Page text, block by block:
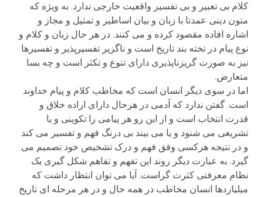
کلام بی تعبیر و بی تفسیر واقعیت خارجی ندارد. به ویژه که
متون دینی عمدتا با زبان و بیان اساطیر و تمثیل و مجاز و
اشاره افاده مقصود کرده و می کنند. در هر حال زبان و کلام و
نوع پیام در تخته بند تاریخ است و ناگزیر تفسیرپذیر و تفسیرها
نیز به صورت گریزناپذیری دارای تنوع و تکثر است و چه بسا
متعارض.
اما در سوی دیگر انسان است که مخاطب کلام و پیام خداوند
است. گفتن ندارد که آدمی در هرحال دارای اراده خلاق و
قدرت انتخاب است و از این رو هر پیامی را تکوینی و یا
تشریعی می شنود و یا می بیند بی درنگ فهم و تفسیر می کند
و در نتیجه هرکسی وفق فهم و درک تشخیص خود تصمیم می
گیرد. به عبارت دیگر روند این تفهم و تفاهم شکل گیری یک
نظام معرفتی کثرت گراست. آیا می توان انتظار داشت که
میلیاردها انسان مخاطب در همه حال و در هر مرحله ای تاریخ